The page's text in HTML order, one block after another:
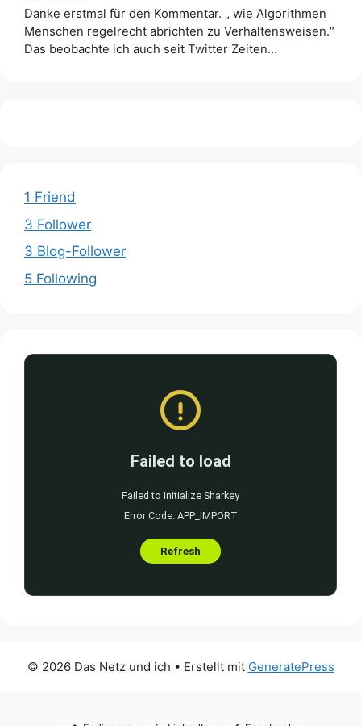
Danke erstmal für den Kommentar. „ wie Algorithmen
Menschen regelrecht abrichten zu Verhaltensweisen.“
Das beobachte ich auch seit Twitter Zeiten…
1 Friend
3 Follower
3 Blog-Follower
5 Following
© 2026 Das Netz und ich • Erstellt mit GeneratePress